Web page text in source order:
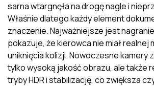
sarna wtargnęła na drogę nagle i
Właśnie dlatego każdy element
znaczenie. Najważniejsze jest
pokazuje, że kierowca nie miał realnej
uniknięcia kolizji. Nowoczesne kamery
tylko wysoką jakość obrazu, ale także
tryby HDR i stabilizację, co zwiększa